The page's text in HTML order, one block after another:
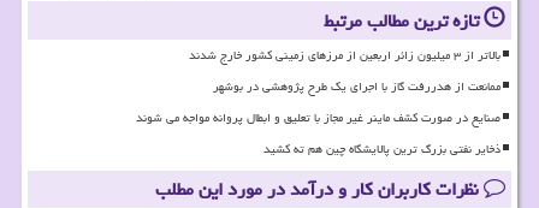
تازه ترین مطالب مرتبط
بالاتر از ۳ میلیون زائر اربعین از مرزهای زمینی کشور خارج شدند
ممانعت از هدررفت گاز با اجرای یک طرح پژوهشی در بوشهر
صنایع در صورت کشف ماینر غیر مجاز با تعلیق و ابطال پروانه مواجه می شوند
ذخایر نفتی بزرگ ترین پالایشگاه چین هم ته کشید
نظرات کاربران کار و درآمد در مورد این مطلب